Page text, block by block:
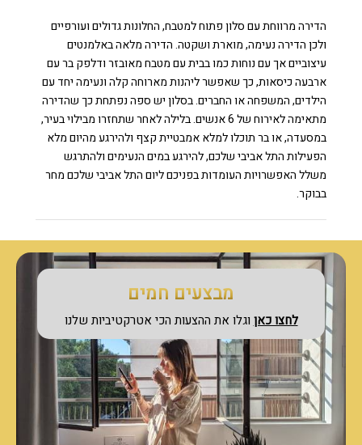
הדירה מרווחת עם סלון פתוח למטבח, החלונות גדולים ועורפיים
ולכן הדירה נעימה, מוארת ושקטה. הדירה מלאה באלמנטים
עיצוביים אך עם נוחות כמו בבית עם מטבח מאובזר ודלפק בר עם
ארבעה כיסאות, כך שאפשר ליהנות מארוחה קלה ונעימה יחד עם
הילדים, המשפחה או החברים. בסלון יש ספה נפתחת כך שהדירה
מתאימה לאירוח של 6 אנשים. בלילה לאחר שתחזרו מבילוי בעיר,
במסעדה, או בר תוכלו למלא אמבטיית קצף ולהירגע מהיום מלא
הפעילות התל אביבי שלכם, להירגע במים הנעימים ולהתרגש
משלל האפשרויות העומדות בפניכם ליום התל אביבי שלכם מחר
בבוקר.
מבצעים חמים
לחצו כאן וגלו את ההצעות הכי אטרקטיביות שלנו